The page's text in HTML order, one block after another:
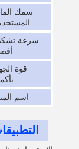
سمك
سرعة
قوة
اسم